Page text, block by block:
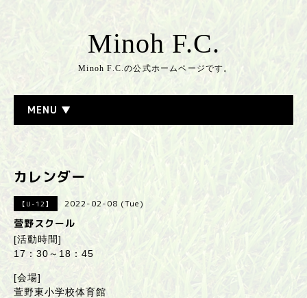
Minoh F.C.
Minoh F.C.の公式ホームページです。
MENU ▼
カレンダー
【U-12】 2022-02-08 (Tue)
萱野スクール
[活動時間]
17：30～18：45
[会場]
萱野東小学校体育館